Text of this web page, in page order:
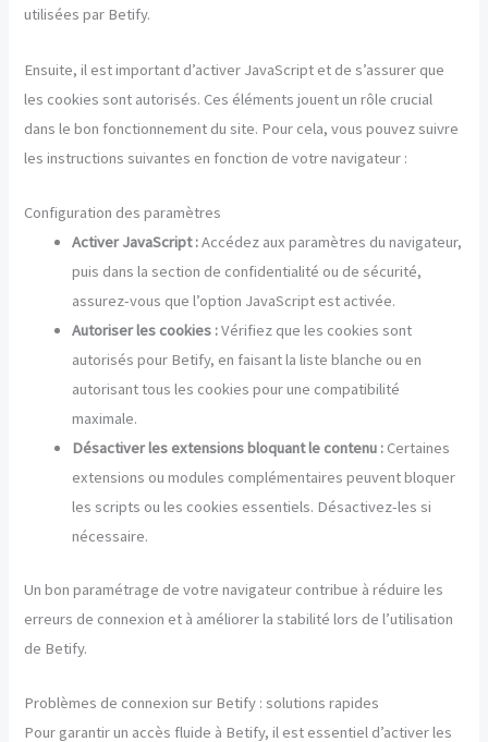
utilisées par Betify.
Ensuite, il est important d’activer JavaScript et de s’assurer que
les cookies sont autorisés. Ces éléments jouent un rôle crucial
dans le bon fonctionnement du site. Pour cela, vous pouvez suivre
les instructions suivantes en fonction de votre navigateur :
Configuration des paramètres
Activer JavaScript :Accédez aux paramètres du navigateur,
puis dans la section de confidentialité ou de sécurité,
assurez-vous que l’option JavaScript est activée.
Autoriser les cookies :Vérifiez que les cookies sont
autorisés pour Betify, en faisant la liste blanche ou en
autorisant tous les cookies pour une compatibilité
maximale.
Désactiver les extensions bloquant le contenu : Certaines
extensions ou modules complémentaires peuvent bloquer
les scripts ou les cookies essentiels. Désactivez-les si
nécessaire.
Un bon paramétrage de votre navigateur contribue à réduire les
erreurs de connexion et à améliorer la stabilité lors de l’utilisation
de Betify.
Problèmes de connexion sur Betify : solutions rapides
Pour garantir un accès fluide à Betify, il est essentiel d’activer les